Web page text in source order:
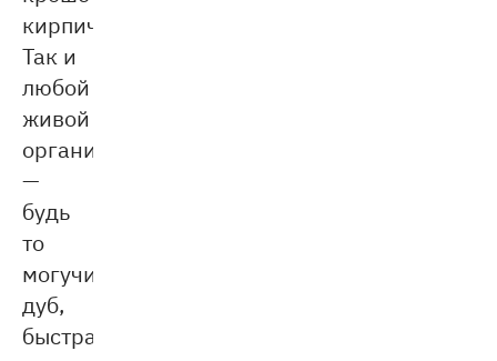
кирпичиков.
Так и
любой
живой
организм
—
будь
то
могучий
дуб,
быстрая